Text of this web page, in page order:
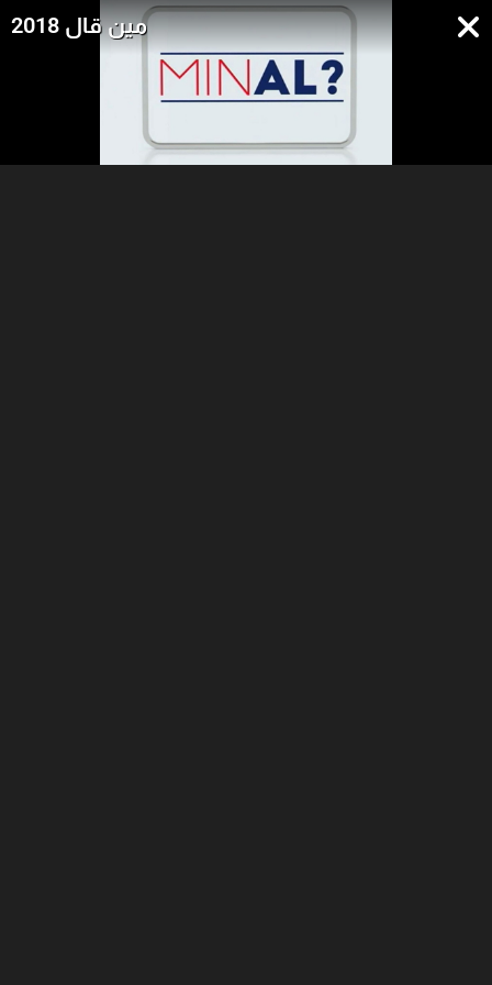
مين قال 2018